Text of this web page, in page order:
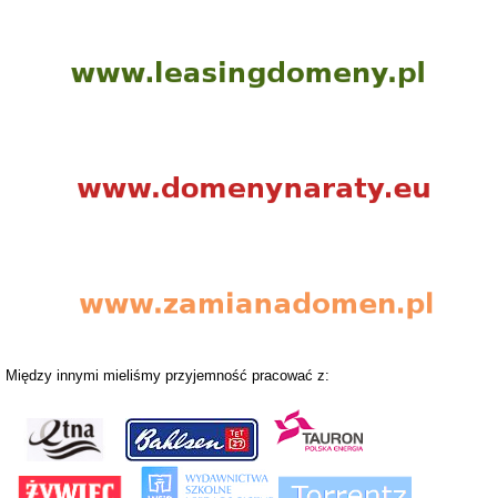
Między innymi mieliśmy przyjemność pracować z: